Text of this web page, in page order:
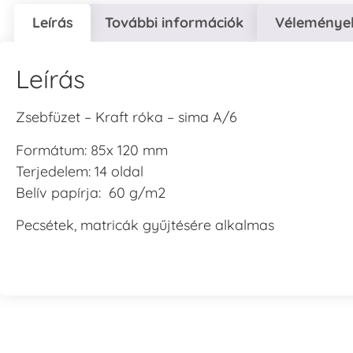
Leírás További információk
Leírás
Zsebfüzet – Kraft róka – sima A/6
Formátum: 85x 120 mm
Terjedelem: 14 oldal
Belív papírja: 60 g/m2
Pecsétek, matricák gyűjtésére alkalmas